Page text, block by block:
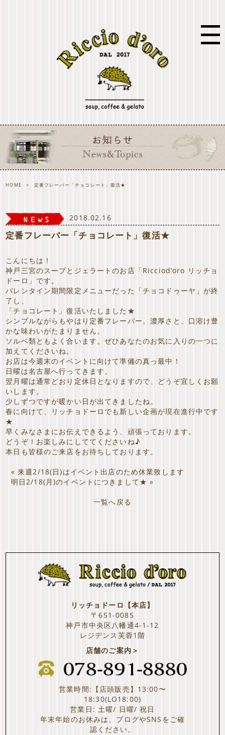
HOME > 定番フレーバー「チョコレート」復活★
2018.02.16
定番フレーバー「チョコレート」復活★
こんにちは！
神戸三宮のスープとジェラートのお店「Ricciod’oro リッチョ
ドーロ」です。
バレンタイン期間限定メニューだった「チョコドゥーヤ」が終
了し、
「チョコレート」復活いたしました★
シンプルながらもやはり定番フレーバー。濃厚さと、口溶け豊
かな味わいがたまりません。
ソルベ類ともよく合います。ぜひあなたのお気に入りの一つに
加えてくださいね。
お店は今週末のイベントに向けて準備の真っ最中！
日曜は名古屋へ行ってきます。
翌月曜は通常どおり定休日となりますので、どうぞ宜しくお願
いします。
少しずつですが暖かい日が出てきましたね。
春に向けて、リッチョドーロでも新しい企画が現在進行中です
★
早くみなさまにお伝えできるよう、頑張っております。
どうぞ！お楽しみにしててくださいね♪
本日も皆様のご来店をお待ちしております。
«来週2/18(日)はイベント出店のため休業致します
明日2/18(月)のイベントにつきまして★ »
一覧へ戻る
リッチョドーロ【本店】
〒651-0085
神戸市中央区八幡通4-1-12
レジデンス芙蓉1階
店舗のご案内＞
営業時間:【店頭販売】13:00〜
18:30(LO18:00)
営業日: 土曜/ 日曜/ 祝日
年末年始のお休みは、ブログやSNSをご確
認ください。